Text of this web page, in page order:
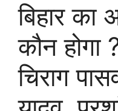
बिहार का
कौन होगा
चिराग